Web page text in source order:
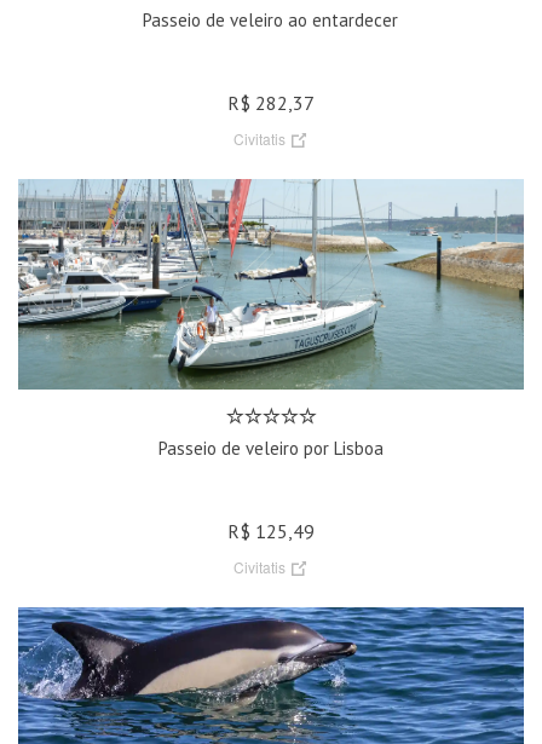
Passeio de veleiro ao entardecer
R$ 282,37
Civitatis
Passeio de veleiro por Lisboa
R$ 125,49
Civitatis